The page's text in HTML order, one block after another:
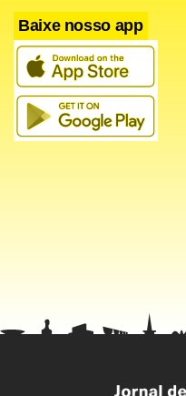
A não aplicação de doses
relacionado à “decepção”
realizado no último
quem classificou a ação
governo não deve desistir
amanhã (27) visando
nas comunidade mais
fazer são vários dias D.
colocar um posto fixo na
Baixe nosso app